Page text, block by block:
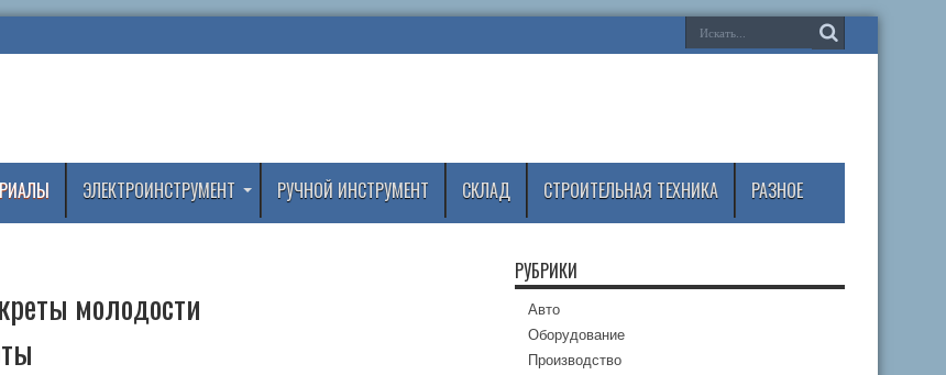
ЭЛЕКТРОИНСТРУМЕНТ РУЧНОЙ ИНСТРУМЕНТ СКЛАД СТРОИТЕЛЬНАЯ ТЕХНИКА РАЗНОЕ
молодости
РУБРИКИ
Авто
Оборудование
Производство